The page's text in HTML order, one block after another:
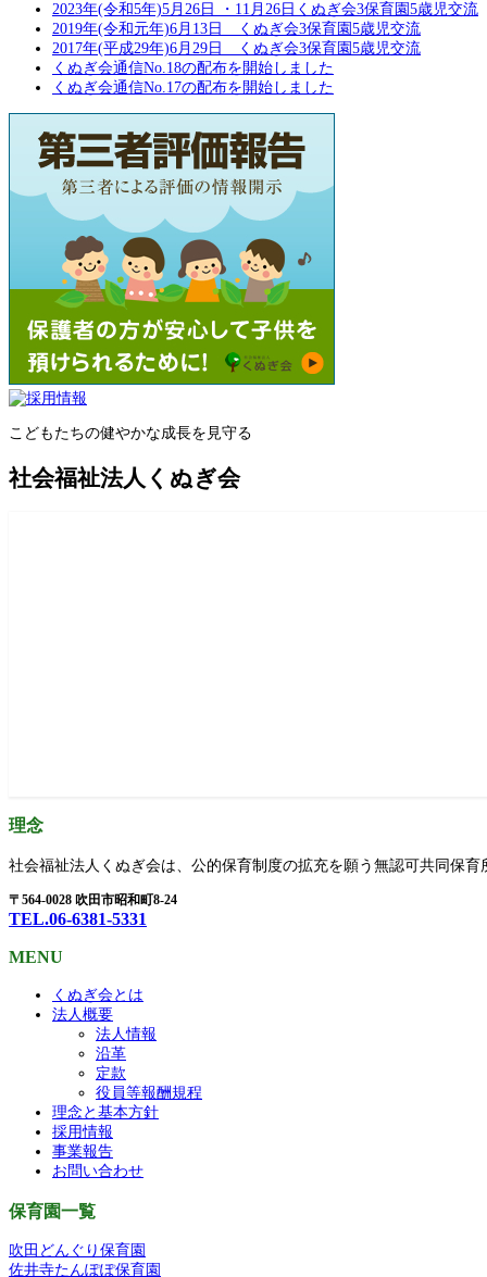
2023年(令和5年)5月26日 ・11月26日くぬぎ会3保育園5歳児交流
2019年(令和元年)6月13日 くぬぎ会3保育園5歳児交流
2017年(平成29年)6月29日 くぬぎ会3保育園5歳児交流
くぬぎ会通信No.18の配布を開始しました
くぬぎ会通信No.17の配布を開始しました
こどもたちの健やかな成長を見守る
社会福祉法人くぬぎ会
理念
社会福祉法人くぬぎ会は、公的保育制度の拡充を願う無認可共同保
〒564-0028 吹田市昭和町8-24
TEL.06-6381-5331
MENU
くぬぎ会とは
法人概要
法人情報
沿革
定款
役員等報酬規程
理念と基本方針
採用情報
事業報告
お問い合わせ
保育園一覧
吹田どんぐり保育園
佐井寺たんぽぽ保育園